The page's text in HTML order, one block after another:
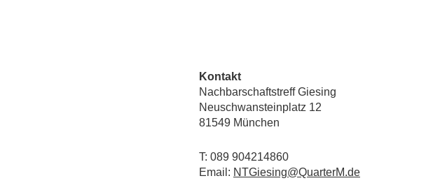
Kontakt
Nachbarschaftstreff Giesing
Neuschwansteinplatz 12
81549 München
T: 089 904214860
Email: NTGiesing@QuarterM.de